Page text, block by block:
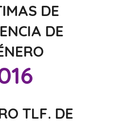
DE
DE
TLF. DE